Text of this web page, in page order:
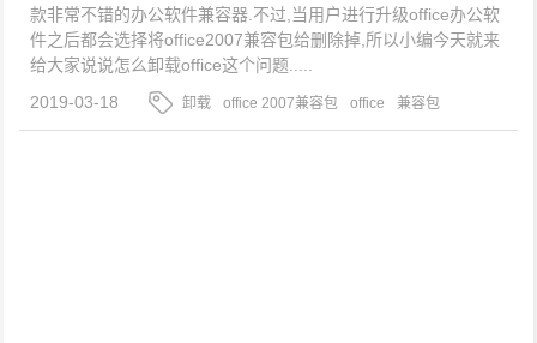
款非常不错的办公软件兼容器.不过,当用户进行升级office办公软
件之后都会选择将office2007兼容包给删除掉,所以小编今天就来
给大家说说怎么卸载office这个问题.....
2019-03-18
卸载 office 2007兼容包 office 兼容包